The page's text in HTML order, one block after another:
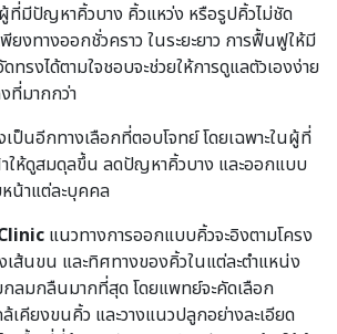
ที่มีปัญหาคิ้วบาง คิ้วแหว่ง หรือรูปคิ้วไม่ชัด
ยงทางออกชั่วคราว ในระยะยาว การฟื้นฟูให้มี
ทรงได้ตามใจชอบจะช่วยให้การดูแลตัวเองง่าย
ที่มากกว่า
เป็นอีกทางเลือกที่ตอบโจทย์ โดยเฉพาะในผู้ที่
ให้ดูสมดุลขึ้น ลดปัญหาคิ้วบาง และออกแบบ
น้าแต่ละบุคคล
แนวทางการออกแบบคิ้วจะอิงตามโครง
ส้นขน และทิศทางของคิ้วในแต่ละตำแหน่ง
ลมกลืนมากที่สุด โดยแพทย์จะคัดเลือก
คียงขนคิ้ว และวางแนวปลูกอย่างละเอียด